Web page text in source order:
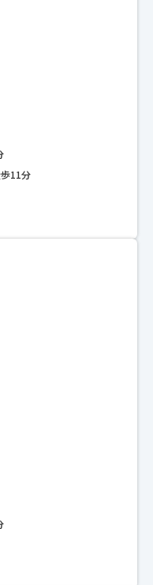
11分